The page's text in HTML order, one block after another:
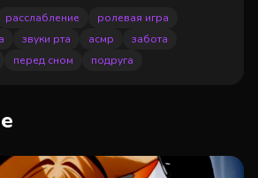
расслабление
ролевая игра
звуки рта асмр
забота
перед сном подруга